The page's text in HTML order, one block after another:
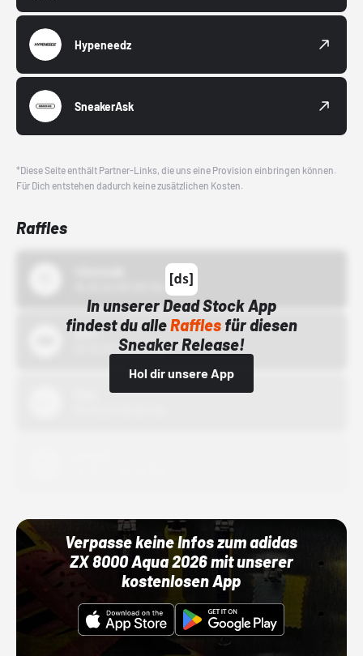
Hypeneedz
SneakerAsk
*Diese Seite enthält Partner-Links, die uns eine Provision einbringen können.
Für Dich entstehen dadurch keine zusätzlichen Kosten.
Raffles
In unserer Dead Stock App
findest du alleRafflesfür diesen
Sneaker Release!
Hol dir unsere App
Bstn
01.10.22 00:00 Uhr
Verpasse keine Infos zum adidas
ZX 8000 Aqua 2026 mit unserer
kostenlosen App